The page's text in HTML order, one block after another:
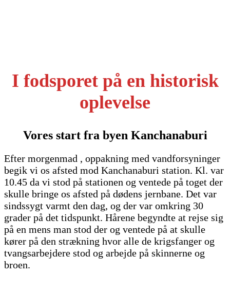
I fodsporet på en historisk
oplevelse
Vores start fra byen Kanchanaburi
Efter morgenmad , oppakning med vandforsyninger
begik vi os afsted mod Kanchanaburi station. Kl. var
10.45 da vi stod på stationen og ventede på toget der
skulle bringe os afsted på dødens jernbane. Det var
sindssygt varmt den dag, og der var omkring 30
grader på det tidspunkt. Hårene begyndte at rejse sig
på en mens man stod der og ventede på at skulle
kører på den strækning hvor alle de krigsfanger og
tvangsarbejdere stod og arbejde på skinnerne og
broen.